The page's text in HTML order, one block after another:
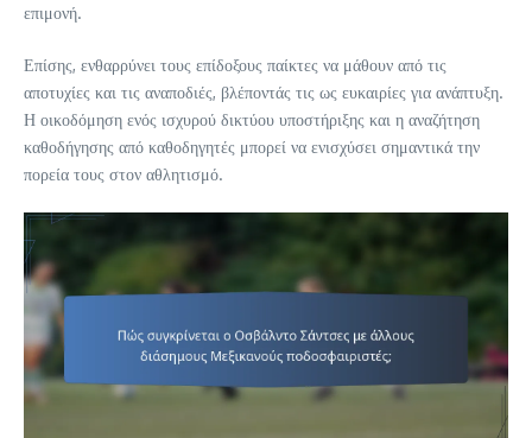
επιμονή.
Επίσης, ενθαρρύνει τους επίδοξους παίκτες να μάθουν από τις
αποτυχίες και τις αναποδιές, βλέποντάς τις ως ευκαιρίες για ανάπτυξη.
Η οικοδόμηση ενός ισχυρού δικτύου υποστήριξης και η αναζήτηση
καθοδήγησης από καθοδηγητές μπορεί να ενισχύσει σημαντικά την
πορεία τους στον αθλητισμό.